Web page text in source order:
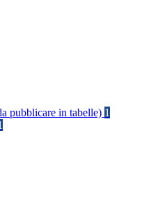
pubblicare in tabelle) 1